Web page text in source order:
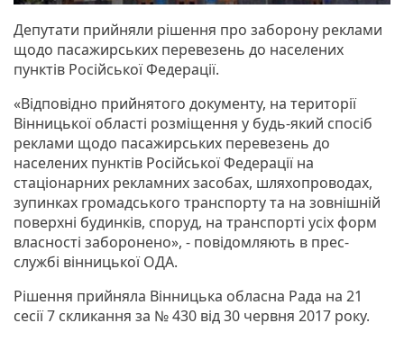
Депутати прийняли рішення про заборону реклами
щодо пасажирських перевезень до населених
пунктів Російської Федерації.
«Відповідно прийнятого документу, на території
Вінницької області розміщення у будь-який спосіб
реклами щодо пасажирських перевезень до
населених пунктів Російської Федерації на
стаціонарних рекламних засобах, шляхопроводах,
зупинках громадського транспорту та на зовнішній
поверхні будинків, споруд, на транспорті усіх форм
власності заборонено», - повідомляють в прес-
службі вінницької ОДА.
Рішення прийняла Вінницька обласна Рада на 21
сесії 7 скликання за № 430 від 30 червня 2017 року.